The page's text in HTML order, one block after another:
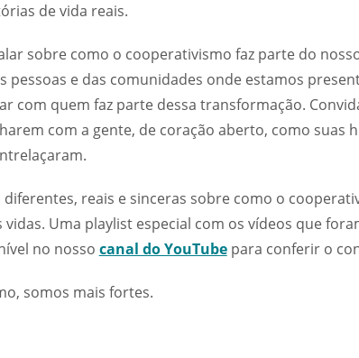
de vida reais.
sobre como o cooperativismo faz parte do
pessoas e das comunidades onde estamos
com quem faz parte dessa transformação.
com a gente, de coração aberto, como suas
reais e sinceras sobre como o
vidas. Uma playlist especial com os vídeos que
no nosso canal do YouTubepara conferir o
somos mais fortes.